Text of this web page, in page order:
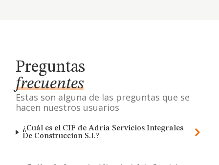
Preguntas
frecuentes
Estas son alguna de las preguntas que se
hacen nuestros usuarios
¿Cuál es el CIF de Adria Servicios Integrales
De Construccion S.l.?